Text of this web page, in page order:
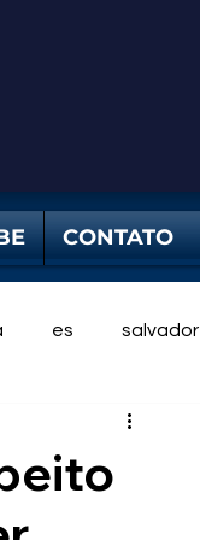
CONTATO
es salvador